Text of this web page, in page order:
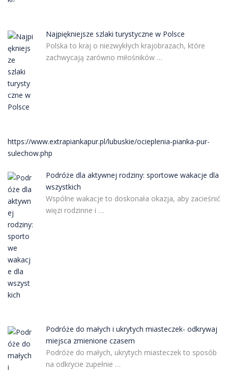
Najpiękniejsze szlaki turystyczne w Polsce
Polska to kraj o niezwykłych krajobrazach, które
zachwycają zarówno miłośników …
https://www.extrapiankapur.pl/lubuskie/ocieplenia-pianka-pur-
sulechow.php
Podróże dla aktywnej rodziny: sportowe wakacje dla
wszystkich
Wspólne wakacje to doskonała okazja, aby zacieśnić
więzi rodzinne i …
Podróże do małych i ukrytych miasteczek- odkrywaj
miejsca zmienione czasem
Podróże do małych, ukrytych miasteczek to sposób
na odkrycie zupełnie …